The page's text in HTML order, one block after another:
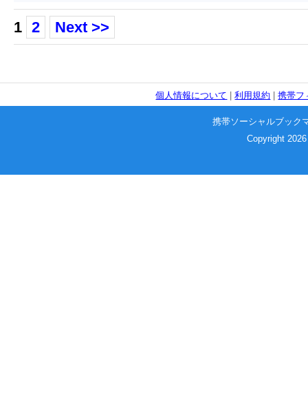
1 2 Next >>
個人情報について |利用規約 |携帯フ
携帯ソーシャルブック
Copyright